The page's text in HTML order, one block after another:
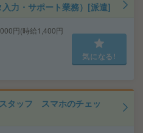
力・サポート業務）[派遣]
円(時給1,400円
気になる!
タッフ スマホのチェッ